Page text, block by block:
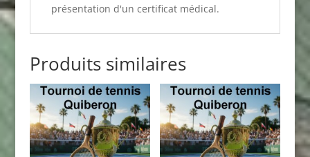
présentation d'un certificat médical.
Produits similaires